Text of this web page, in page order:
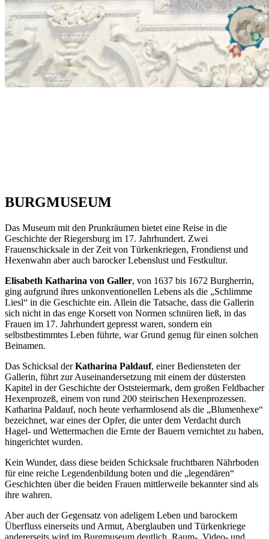
BURGMUSEUM
Das Museum mit den Prunkräumen bietet eine Reise in die
Geschichte der Riegersburg im 17. Jahrhundert. Zwei
Frauenschicksale in der Zeit von Türkenkriegen, Frondienst und
Hexenwahn aber auch barocker Lebenslust und Festkultur.
Elisabeth Katharina von Galler, von 1637 bis 1672 Burgherrin,
ging aufgrund ihres unkonventionellen Lebens als die „Schlimme
Liesl“ in die Geschichte ein. Allein die Tatsache, dass die Gallerin
sich nicht in das enge Korsett von Normen schnüren ließ, in das
Frauen im 17. Jahrhundert gepresst waren, sondern ein
selbstbestimmtes Leben führte, war Grund genug für einen solchen
Beinamen.
Das Schicksal derKatharina Paldauf, einer Bediensteten der
Gallerin, führt zur Auseinandersetzung mit einem der düstersten
Kapitel in der Geschichte der Oststeiermark, dem großen Feldbacher
Hexenprozeß, einem von rund 200 steirischen Hexenprozessen.
Katharina Paldauf, noch heute verharmlosend als die „Blumenhexe“
bezeichnet, war eines der Opfer, die unter dem Verdacht durch
Hagel- und Wettermachen die Ernte der Bauern vernichtet zu haben,
hingerichtet wurden.
Kein Wunder, dass diese beiden Schicksale fruchtbaren Nährboden
für eine reiche Legendenbildung boten und die „legendären“
Geschichten über die beiden Frauen mittlerweile bekannter sind als
ihre wahren.
Aber auch der Gegensatz von adeligem Leben und barockem
Überfluss einerseits und Armut, Aberglauben und Türkenkriege
andererseits wird im Burgmuseum deutlich. Raum-, Video- und